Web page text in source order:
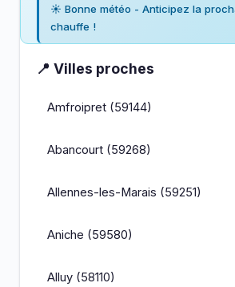
☀️ Bonne météo - Anticipez la
chauffe !
📍 Villes proches
Amfroipret (59144)
Abancourt (59268)
Allennes-les-Marais (59251)
Aniche (59580)
Alluy (58110)